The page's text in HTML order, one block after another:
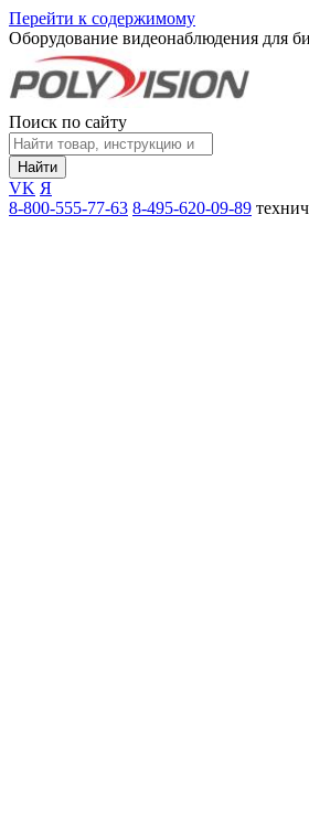
Перейти к содержимому
Оборудование видеонаблюдения для
Поиск по сайту
Найти
VK Я
8-800-555-77-63 8-495-620-09-89